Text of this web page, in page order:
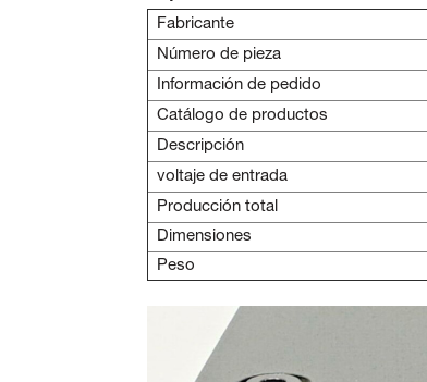
Fabricante
Número de pieza
Información de pedido
Catálogo de productos
Descripción
voltaje de entrada
Producción total
Dimensiones
Peso